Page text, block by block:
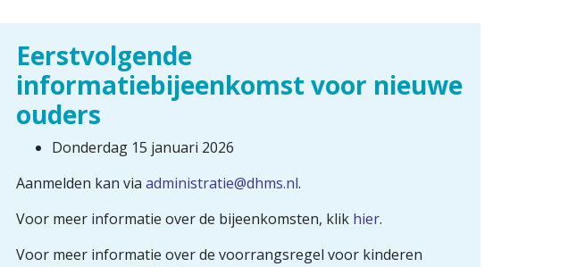
Eerstvolgende
informatiebijeenkomst voor nieuwe
ouders
Donderdag 15 januari 2026
Aanmelden kan via administratie@dhms.nl.
Voor meer informatie over de bijeenkomsten, klik hier.
Voor meer informatie over de voorrangsregel voor kinderen